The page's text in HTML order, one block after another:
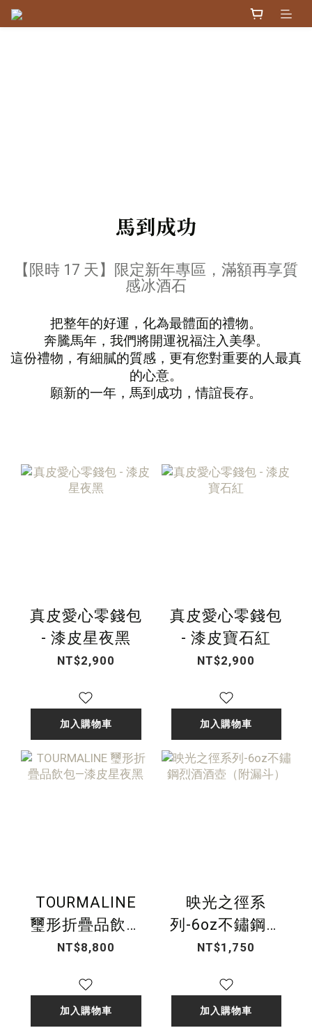
馬到成功
【限時 17 天】限定新年專區，滿額再享質
感冰酒石
把整年的好運，化為最體面的禮物。
奔騰馬年，我們將開運祝福注入美學。
這份禮物，有細膩的質感，更有您對重要的人最真
的心意。
願新的一年，馬到成功，情誼長存。
真皮愛心零錢包
- 漆皮星夜黑
NT$2,900
加入購物車
真皮愛心零錢包
- 漆皮寶石紅
NT$2,900
加入購物車
TOURMALINE
璽形折疊品飲包
—漆皮星夜黑
NT$8,800
加入購物車
映光之徑系
列-6oz不鏽鋼烈
酒酒壺（附漏
NT$1,750
加入購物車